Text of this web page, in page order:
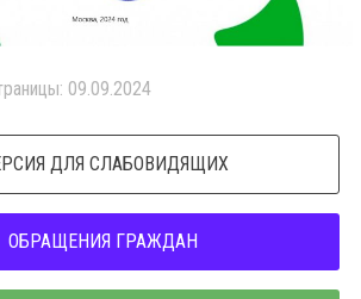
09.09.2024
ДЛЯ СЛАБОВИДЯЩИХ
ОБРАЩЕНИЯ ГРАЖДАН